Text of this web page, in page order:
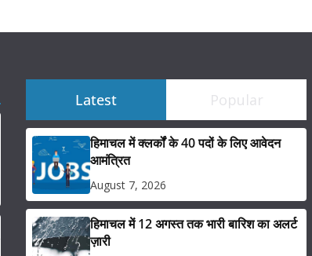
Latest Popular
हिमाचल में क्लर्कों के 40 पदों के लिए आवेदन
आमंत्रित
August 7, 2026
हिमाचल में 12 अगस्त तक भारी बारिश का अलर्ट
ज़ारी